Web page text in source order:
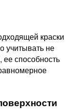
краски
учитывать не
ее способность